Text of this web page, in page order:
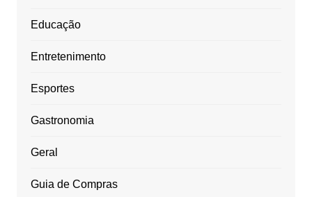
Educação
Entretenimento
Esportes
Gastronomia
Geral
Guia de Compras